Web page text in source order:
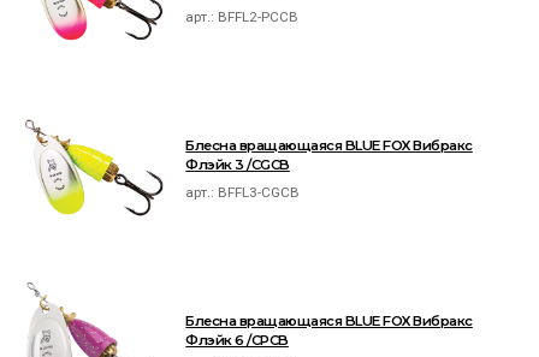
арт.: BFFL2-PCCB
Блесна вращающаяся BLUE FOX Вибракс
Флэйк 3 /CGCB
арт.: BFFL3-CGCB
Блесна вращающаяся BLUE FOX Вибракс
Флэйк 6 /CPCB